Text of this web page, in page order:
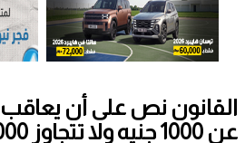
القانون نص على أن يعاقب